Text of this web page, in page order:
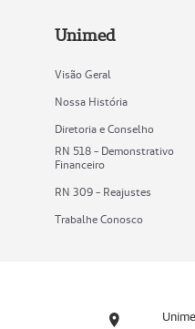
Unimed
Visão Geral
Nossa História
Diretoria e Conselho
RN 518 - Demonstrativo
Financeiro
RN 309 - Reajustes
Trabalhe Conosco